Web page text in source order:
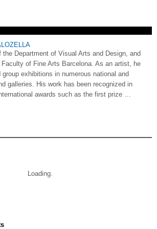
Department of Visual Arts and Design, and
of Fine Arts Barcelona. As an artist, he
group exhibitions in numerous national and
galleries. His work has been recognized in
awards such as the first prize …
Loading